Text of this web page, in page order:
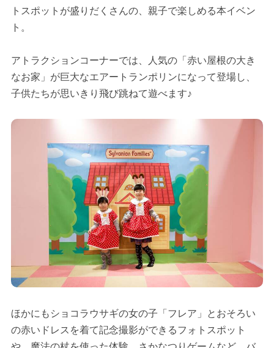
トスポットが盛りだくさんの、親子で楽しめる本イベン
ト。
アトラクションコーナーでは、人気の「赤い屋根の大き
なお家」が巨大なエアートランポリンになって登場し、
子供たちが思いきり飛び跳ねて遊べます♪
ほかにもショコラウサギの女の子「フレア」とおそろい
の赤いドレスを着て記念撮影ができるフォトスポット